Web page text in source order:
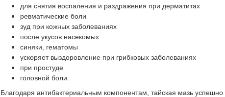
для снятия воспаления и раздражения при дерматитах
ревматические боли
зуд при кожных заболеваниях
после укусов насекомых
синяки, гематомы
ускоряет выздоровление при грибковых заболеваниях
при простуде
головной боли.
Благодаря антибактериальным компонентам, тайская мазь